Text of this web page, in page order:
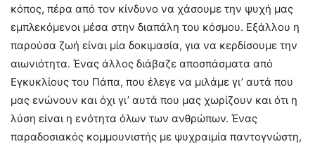
κόπος, πέρα από τον κίνδυνο να χάσουμε την ψυχή μας
εμπλεκόμενοι μέσα στην διαπάλη του κόσμου. Εξάλλου η
παρούσα ζωή είναι μία δοκιμασία, για να κερδίσουμε την
αιωνιότητα. Ένας άλλος διάβαζε αποσπάσματα από
Εγκυκλίους του Πάπα, που έλεγε να μιλάμε γι’ αυτά που
μας ενώνουν και όχι γι’ αυτά που μας χωρίζουν και ότι η
λύση είναι η ενότητα όλων των ανθρώπων. Ένας
παραδοσιακός κομμουνιστής με ψυχραιμία παντογνώστη,